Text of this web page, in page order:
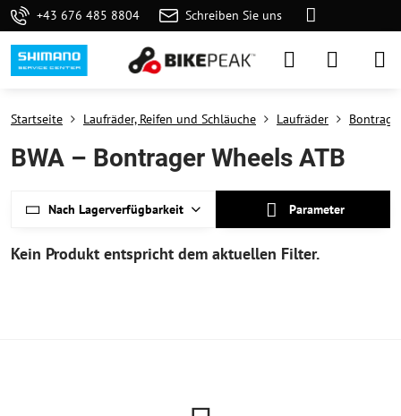
+43 676 485 8804 Schreiben Sie uns
Startseite Laufräder, Reifen und Schläuche Laufräder
BWA – Bontrager Wheels ATB
Nach Lagerverfügbarkeit Parameter